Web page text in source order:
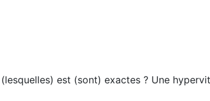
est (sont) exactes ? Une